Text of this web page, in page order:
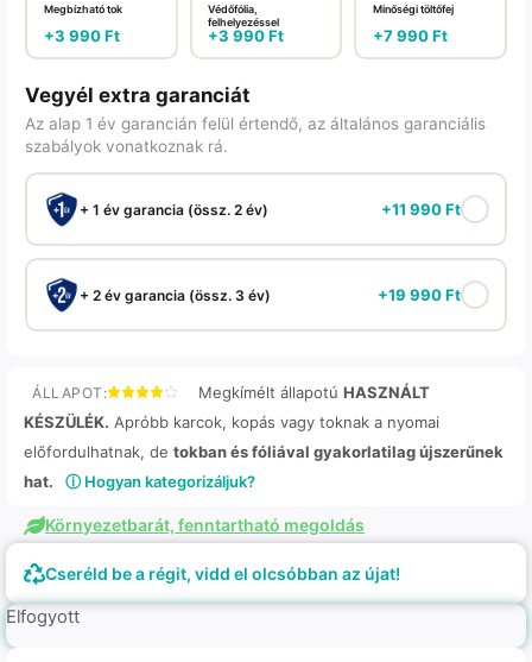
Megbízható tok
+3 990Ft
Védőfólia,
felhelyezéssel
+3 990Ft
Minőségi töltőfej
+7 990Ft
Vegyél extra garanciát
Az alap 1 év garancián felül értendő, az általános garanciális
szabályok vonatkoznak rá.
+ 1 év garancia (össz. 2 év) +11 990Ft
+ 2 év garancia (össz. 3 év) +19 990Ft
ÁLLAPOT: Megkímélt állapotú HASZNÁLT
KÉSZÜLÉK. Apróbb karcok, kopás vagy toknak a nyomai
előfordulhatnak, de tokban és fóliával gyakorlatilag újszerűnek
hat.
ⓘ Hogyan kategorizáljuk?
Környezetbarát, fenntartható megoldás
Cseréld be a régit, vidd el olcsóbban az újat!
Elfogyott